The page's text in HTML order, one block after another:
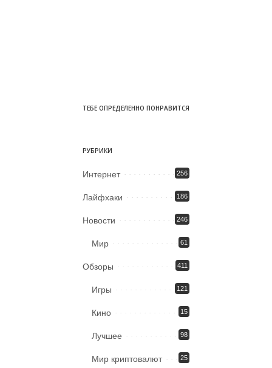
ТЕБЕ ОПРЕДЕЛЕННО ПОНРАВИТСЯ
РУБРИКИ
Интернет 256
Лайфхаки 186
Новости 246
Мир 61
Обзоры 411
Игры 121
Кино 15
Лучшее 98
Мир криптовалют 25